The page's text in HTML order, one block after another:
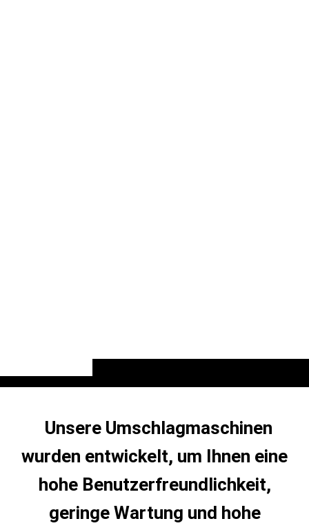
Unsere Umschlagmaschinen
wurden entwickelt, um Ihnen eine
hohe Benutzerfreundlichkeit,
geringe Wartung und hohe